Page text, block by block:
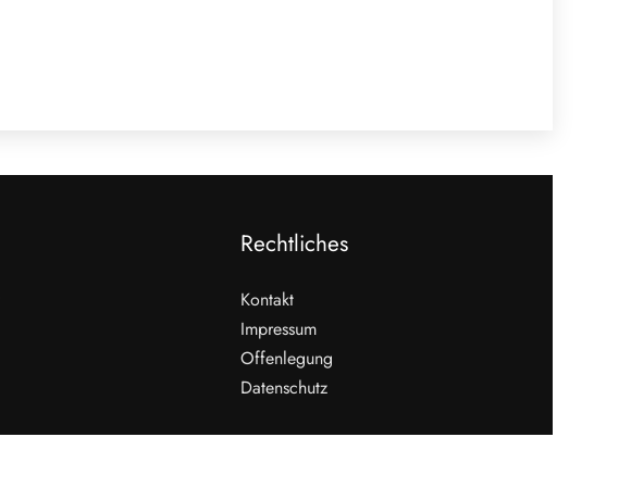
Rechtliches
Kontakt
Impressum
Offenlegung
Datenschutz